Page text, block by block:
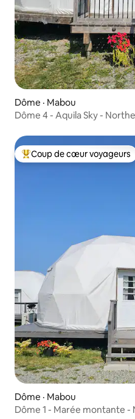
Dôme · Mabou
Dôme 4 - Aquila Sky -
Coup de cœur voyageurs
Coup de cœur voyageurs
Dôme · Mabou
Dôme 1 - Marée montante -